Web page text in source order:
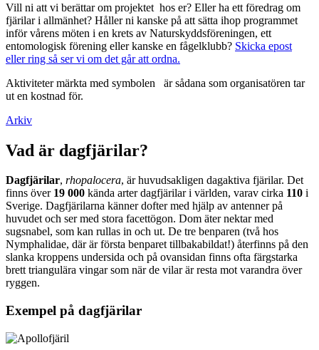
Vill ni att vi berättar om projektet hos er? Eller ha ett föredrag om
fjärilar i allmänhet? Håller ni kanske på att sätta ihop programmet
inför vårens möten i en krets av Naturskyddsföreningen, ett
entomologisk förening eller kanske en fågelklubb? Skicka epost
eller ring så ser vi om det går att ordna.
Aktiviteter märkta med symbolen
är sådana som organisatören tar
ut en kostnad för.
Arkiv
Vad är dagfjärilar?
Dagfjärilar, rhopalocera, är huvudsakligen dagaktiva fjärilar. Det
finns över 19 000 kända arter dagfjärilar i världen, varav cirka 110 i
Sverige. Dagfjärilarna känner dofter med hjälp av antenner på
huvudet och ser med stora facettögon. Dom äter nektar med
sugsnabel, som kan rullas in och ut. De tre benparen (två hos
Nymphalidae, där är första benparet tillbakabildat!) återfinns på den
slanka kroppens undersida och på ovansidan finns ofta färgstarka
brett triangulära vingar som när de vilar är resta mot varandra över
ryggen.
Exempel på dagfjärilar